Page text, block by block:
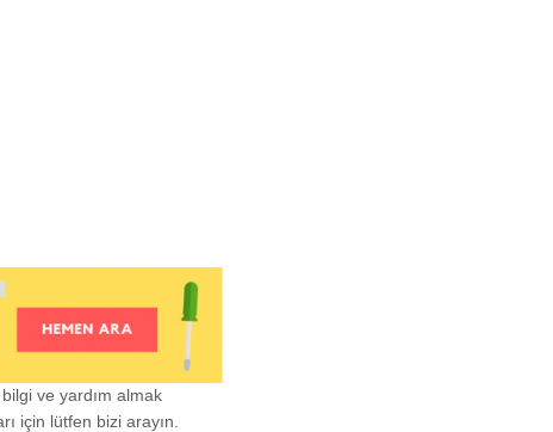
ve yardım almak
için lütfen bizi arayın.